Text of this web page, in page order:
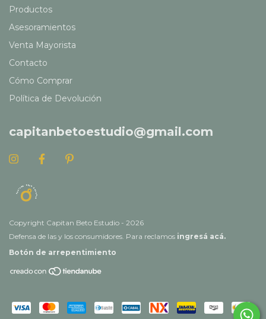
Productos
Asesoramientos
Venta Mayorista
Contacto
Cómo Comprar
Política de Devolución
capitanbetoestudio@gmail.com
Copyright Capitan Beto Estudio - 2026
Defensa de las y los consumidores. Para reclamos ingresá acá.
Botón de arrepentimiento